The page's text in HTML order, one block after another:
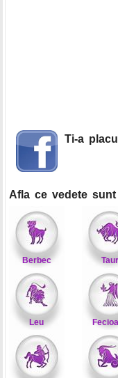
Ti-a
Afla ce vedete
Berbec Taur
Leu